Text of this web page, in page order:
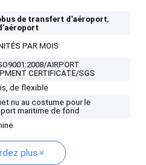
de transfert d'aéroport,
PAR MOIS
AIRPORT
CERTIFICATE/SGS
de flexible
nu au costume pour le
maritime de fond
plus